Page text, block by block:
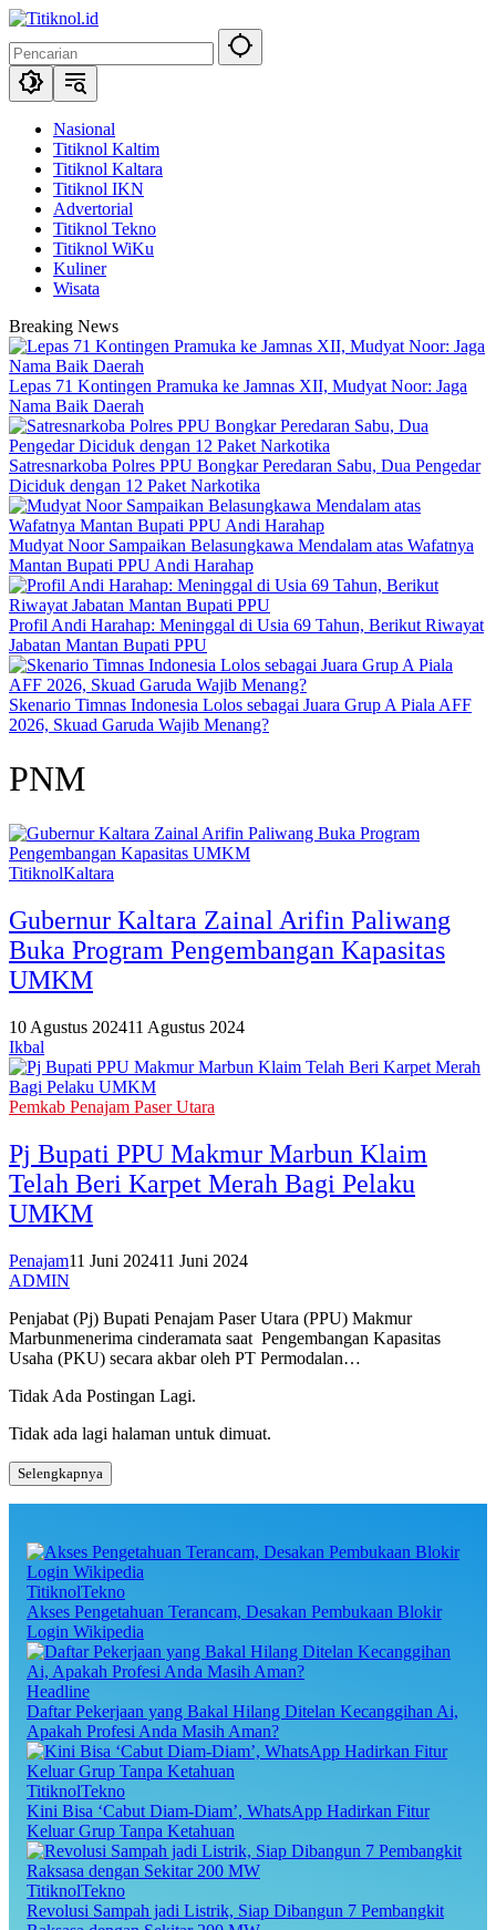
Langsung
konten
Nasional
Titiknol Kaltim
Titiknol Kaltara
Titiknol IKN
Advertorial
Titiknol Tekno
Titiknol WiKu
Kuliner
Wisata
Breaking News
Lepas 71 Kontingen Pramuka ke Jamnas XII, Mudyat Noor: Jaga
Nama Baik Daerah
Satresnarkoba Polres PPU Bongkar Peredaran Sabu, Dua Pengedar
Diciduk dengan 12 Paket Narkotika
Mudyat Noor Sampaikan Belasungkawa Mendalam atas Wafatnya
Mantan Bupati PPU Andi Harahap
Profil Andi Harahap: Meninggal di Usia 69 Tahun, Berikut Riwayat
Jabatan Mantan Bupati PPU
Skenario Timnas Indonesia Lolos sebagai Juara Grup A Piala AFF
2026, Skuad Garuda Wajib Menang?
PNM
TitiknolKaltara
Gubernur Kaltara Zainal Arifin Paliwang
Buka Program Pengembangan Kapasitas
UMKM
10 Agustus 202411 Agustus 2024
Ikbal
Pemkab Penajam Paser Utara
Pj Bupati PPU Makmur Marbun Klaim
Telah Beri Karpet Merah Bagi Pelaku
UMKM
Penajam11 Juni 202411 Juni 2024
ADMIN
Penjabat (Pj) Bupati Penajam Paser Utara (PPU) Makmur
Marbunmenerima cinderamata saat Pengembangan Kapasitas
Usaha (PKU) secara akbar oleh PT Permodalan…
Tidak Ada Postingan Lagi.
Tidak ada lagi halaman untuk dimuat.
Selengkapnya
TitiknolTekno
Akses Pengetahuan Terancam, Desakan Pembukaan Blokir
Login Wikipedia
Headline
Daftar Pekerjaan yang Bakal Hilang Ditelan Kecanggihan Ai,
Apakah Profesi Anda Masih Aman?
TitiknolTekno
Kini Bisa ‘Cabut Diam-Diam’, WhatsApp Hadirkan Fitur
Keluar Grup Tanpa Ketahuan
TitiknolTekno
Revolusi Sampah jadi Listrik, Siap Dibangun 7 Pembangkit